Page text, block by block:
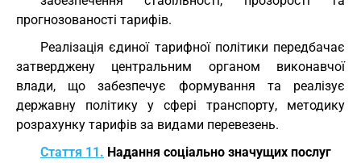
прогнозованості тарифів.
Реалізація єдиної тарифної політики передбачає
затверджену центральним органом виконавчої
влади, що забезпечує формування та реалізує
державну політику у сфері транспорту, методику
розрахунку тарифів за видами перевезень.
Стаття 11. Надання соціально значущих послуг